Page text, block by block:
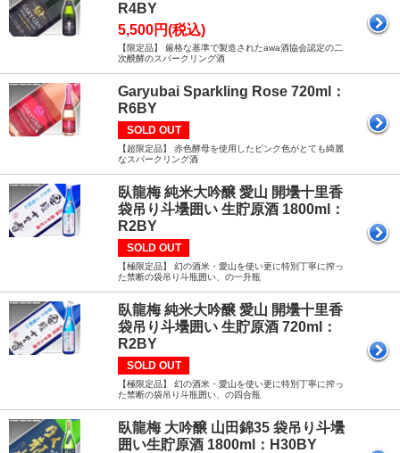
R4BY
5,500円(税込)
【限定品】 厳格な基準で製造されたawa酒協会認定の二
次醗酵のスパークリング酒
Garyubai Sparkling Rose 720ml：
R6BY
SOLD OUT
【超限定品】 赤色酵母を使用したピンク色がとても綺麗
なスパークリング酒
臥龍梅 純米大吟醸 愛山 開壜十里香
袋吊り斗壜囲い 生貯原酒 1800ml：
R2BY
SOLD OUT
【極限定品】 幻の酒米・愛山を使い更に特別丁寧に搾っ
た禁断の袋吊り斗瓶囲い、の一升瓶
臥龍梅 純米大吟醸 愛山 開壜十里香
袋吊り斗壜囲い 生貯原酒 720ml：
R2BY
SOLD OUT
【極限定品】 幻の酒米・愛山を使い更に特別丁寧に搾っ
た禁断の袋吊り斗瓶囲い、の四合瓶
臥龍梅 大吟醸 山田錦35 袋吊り斗壜
囲い生貯原酒 1800ml：H30BY